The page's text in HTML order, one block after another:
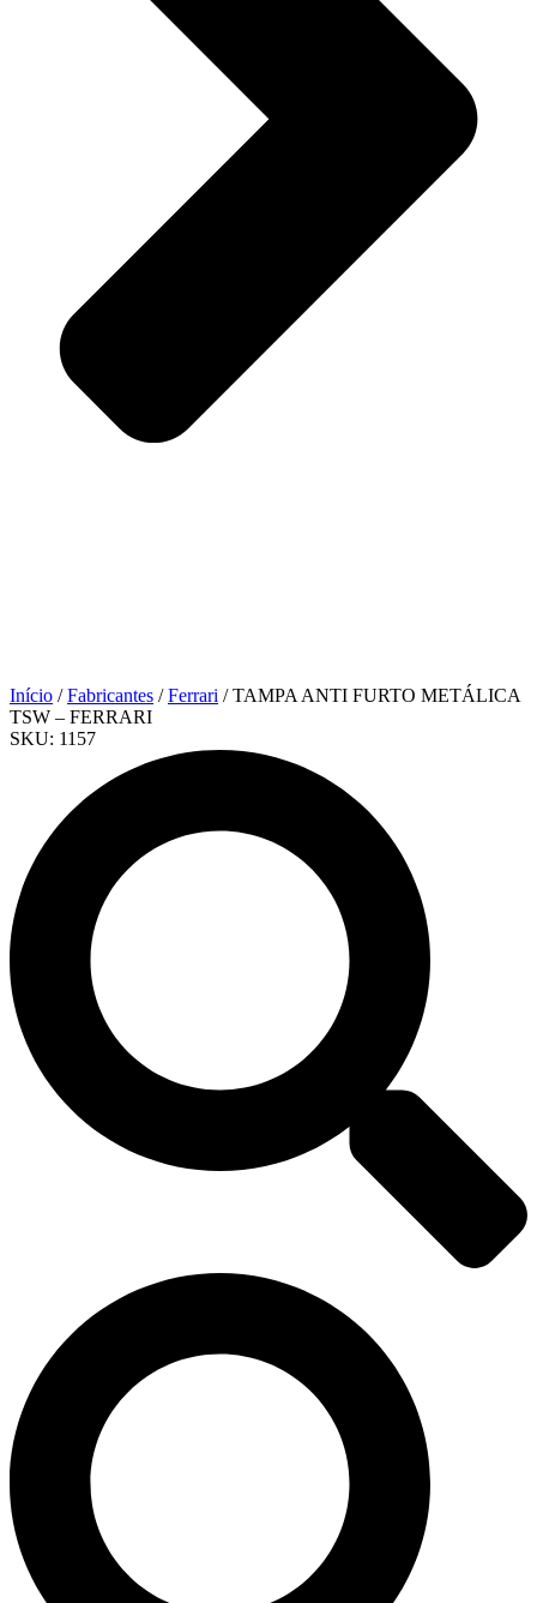
Início /Fabricantes /Ferrari / TAMPA ANTI FURTO METÁLICA
TSW – FERRARI
SKU: 1157